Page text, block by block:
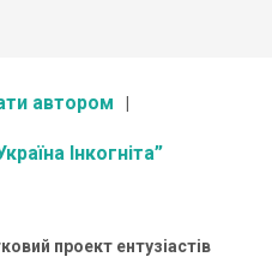
автором
Інкогніта”
проект ентузіастів